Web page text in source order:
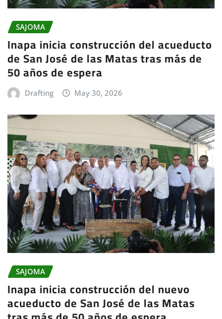
SAJOMA
Inapa inicia construcción del acueducto
de San José de las Matas tras más de
50 años de espera
Drafting May 30, 2026
SAJOMA
Inapa inicia construcción del nuevo
acueducto de San José de las Matas